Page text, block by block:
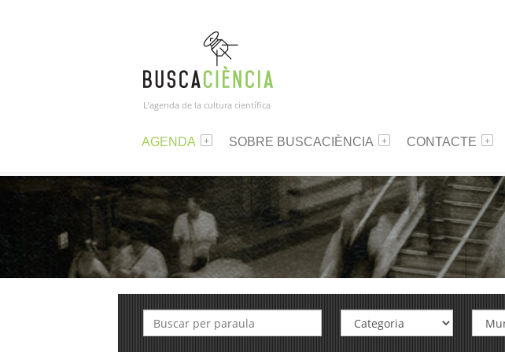
L’agenda de la cultura científica
AGENDA SOBRE BUSCACIÈNCIA CONTACTE